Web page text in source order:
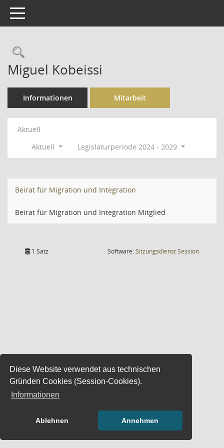
Diese Website verwendet aus technischen
Gründen Cookies (Session-Cookies).
Informationen
Ablehnen Annehmen
Toggle navigation
Rechercheauswahl
Miguel Kobeissi
Informationen Mitarbeit
Aktuell
Aktuell
Legislaturperiode 2024 - 2029
Beirat für Migration und Integration
Beirat für Migration und Integration Mitglied
1 Satz Software:SitzungsdienstSession(Wird in